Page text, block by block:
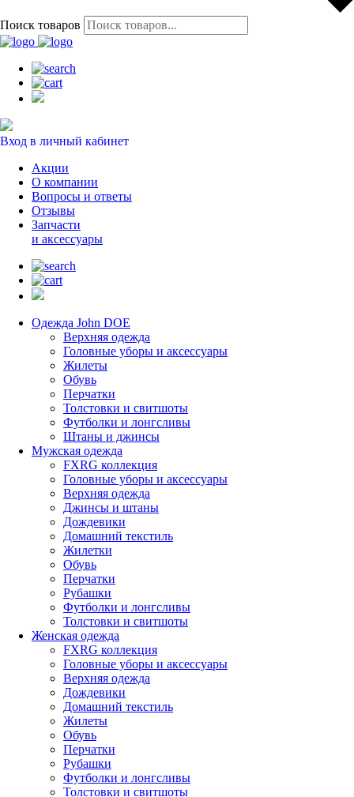
Поиск товаров
Вход в личный кабинет
Акции
О компании
Вопросы и ответы
Отзывы
Запчасти
и аксессуары
Одежда John DOE
Верхняя одежда
Головные уборы и аксессуары
Жилеты
Обувь
Перчатки
Толстовки и свитшоты
Футболки и лонгсливы
Штаны и джинсы
Мужская одежда
FXRG коллекция
Головные уборы и аксессуары
Верхняя одежда
Джинсы и штаны
Дождевики
Домашний текстиль
Жилетки
Обувь
Перчатки
Рубашки
Футболки и лонгсливы
Толстовки и свитшоты
Женская одежда
FXRG коллекция
Головные уборы и аксессуары
Верхняя одежда
Дождевики
Домашний текстиль
Жилеты
Обувь
Перчатки
Рубашки
Футболки и лонгсливы
Толстовки и свитшоты